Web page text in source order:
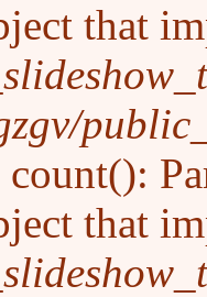
that
count():
that